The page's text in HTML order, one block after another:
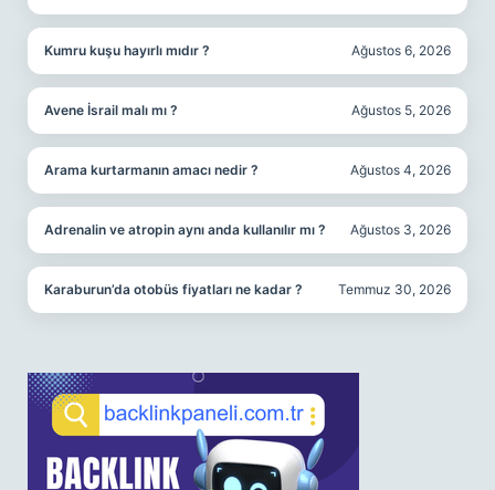
Kumru kuşu hayırlı mıdır ? Ağustos 6, 2026
Avene İsrail malı mı ? Ağustos 5, 2026
Arama kurtarmanın amacı nedir ? Ağustos 4, 2026
Adrenalin ve atropin aynı anda kullanılır mı ? Ağustos 3, 2026
Karaburun’da otobüs fiyatları ne kadar ? Temmuz 30, 2026